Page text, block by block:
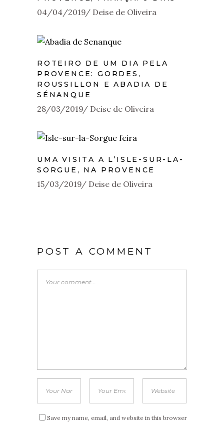
04/04/2019 Deise de Oliveira
ROTEIRO DE UM DIA PELA
PROVENCE: GORDES,
ROUSSILLON E ABADIA DE
SÉNANQUE
28/03/2019 Deise de Oliveira
UMA VISITA A L’ISLE-SUR-LA-
SORGUE, NA PROVENCE
15/03/2019 Deise de Oliveira
POST A COMMENT
Save my name, email, and website in this browser